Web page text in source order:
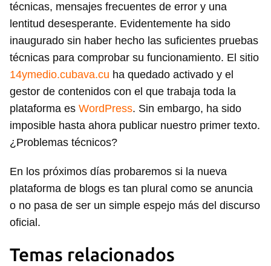
técnicas, mensajes frecuentes de error y una
lentitud desesperante. Evidentemente ha sido
inaugurado sin haber hecho las suficientes pruebas
técnicas para comprobar su funcionamiento. El sitio
14ymedio.cubava.cu ha quedado activado y el
gestor de contenidos con el que trabaja toda la
plataforma es WordPress. Sin embargo, ha sido
imposible hasta ahora publicar nuestro primer texto.
¿Problemas técnicos?
En los próximos días probaremos si la nueva
plataforma de blogs es tan plural como se anuncia
o no pasa de ser un simple espejo más del discurso
oficial.
Temas relacionados